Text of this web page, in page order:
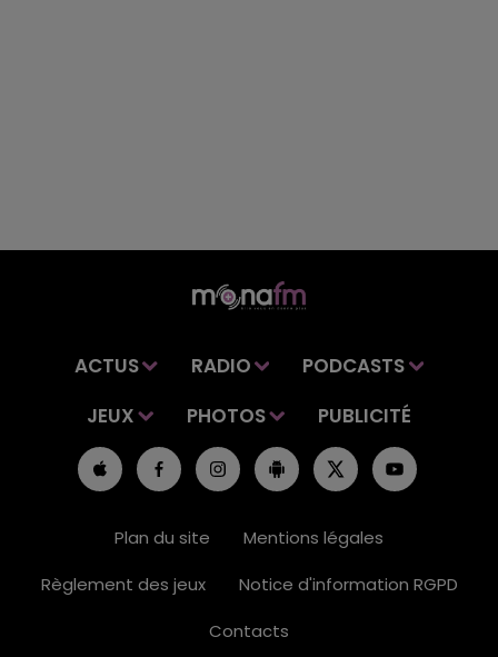
ACTUS RADIO
PODCASTS
JEUX
PHOTOS PUBLICITÉ
Plan du site
Mentions légales
Règlement des jeux
Notice d'information RGPD
Contacts